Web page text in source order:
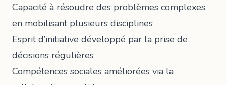
Capacité à résoudre des problèmes complexes
en mobilisant plusieurs disciplines
Esprit d’initiative développé par la prise de
décisions régulières
Compétences sociales améliorées via la